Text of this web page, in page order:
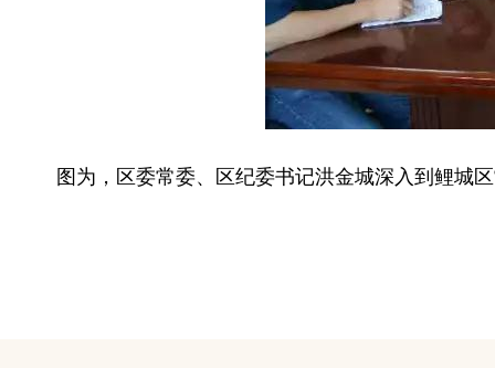
图为，区委常委、区纪委书记洪金城深入到鲤城